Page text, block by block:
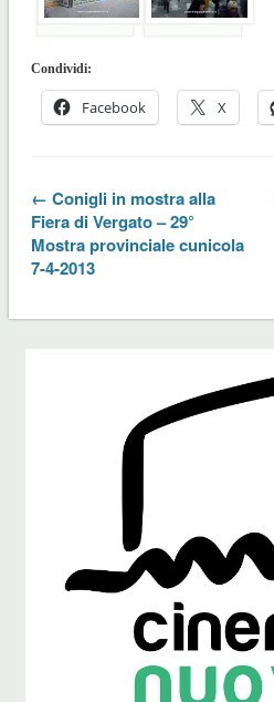
Condividi:
Facebook X
← Conigli in mostra alla
Fiera di Vergato – 29°
Mostra provinciale cunicola
7-4-2013